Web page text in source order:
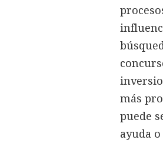
más
puede
ayuda